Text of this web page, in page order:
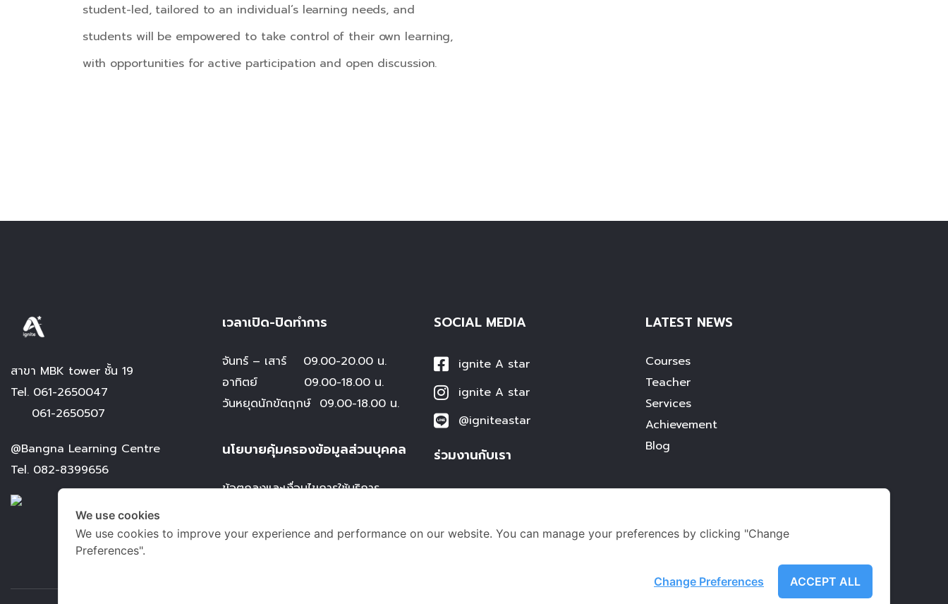
student-led, tailored to an individual’s learning needs, and
students will be empowered to take control of their own learning,
with opportunities for active participation and open discussion.
สาขา MBK tower ชั้น 19
Tel. 061-2650047
061-2650507
@Bangna Learning Centre
Tel. 082-8399656
เวลาเปิด-ปิดทำการ
จันทร์ – เสาร์
09.00-20.00 น.
อาทิตย์ 09.00-18.00 น.
วันหยุดนักขัตฤกษ์ 09.00-18.00 น.
นโยบายคุ้มครองข้อมูลส่วนบุคคล
ข้อตกลงและเงื่อนไขการใช้บริการ
การคุ้มครองข้อมูลส่วนบุคคล
SOCIAL MEDIA
ignite A star
ignite A star
@igniteastar
ร่วมงานกับเรา
Hiring for Teacher
LATEST NEWS
Courses
Teacher
Services
Achievement
Blog
We use cookies
We use cookies to improve your experience and performance on our website. You can manage your preferences by clicking "Change
Preferences".
ACCEPT ALL
Change Preferences